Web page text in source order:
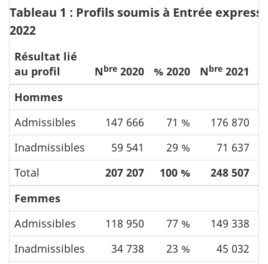
Tableau 1 : Profils soumis à Entrée
2022
Résultat lié
au profil
Nbre 2020 % 2020 Nbre 2021
Hommes
Admissibles
147 666 71 %
176 870
Inadmissibles
59 541 29 %
71 637
Total
207 207 100 % 248 507
Femmes
Admissibles
118 950 77 %
149 338
Inadmissibles
34 738 23 % 45 032